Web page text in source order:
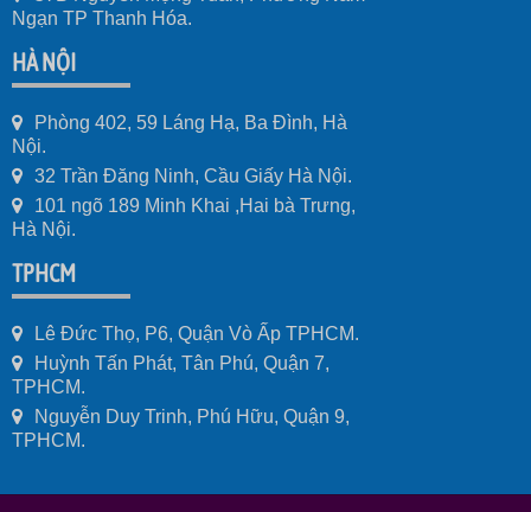
Ngạn TP Thanh Hóa.
HÀ NỘI
Phòng 402, 59 Láng Hạ, Ba Đình, Hà
Nội.
32 Trần Đăng Ninh, Cầu Giấy Hà Nội.
101 ngõ 189 Minh Khai ,Hai bà Trưng,
Hà Nội.
TPHCM
Lê Đức Thọ, P6, Quận Vò Ấp TPHCM.
Huỳnh Tấn Phát, Tân Phú, Quận 7,
TPHCM.
Nguyễn Duy Trinh, Phú Hữu, Quận 9,
TPHCM.